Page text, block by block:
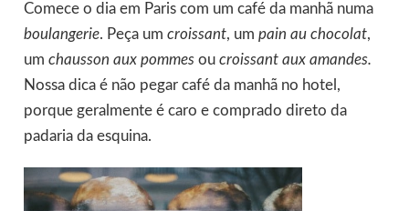
Comece o dia em Paris com um café da manhã numa
boulangerie. Peça um croissant, um pain au chocolat,
um chausson aux pommesou croissant aux amandes.
Nossa dica é não pegar café da manhã no hotel,
porque geralmente é caro e comprado direto da
padaria da esquina.